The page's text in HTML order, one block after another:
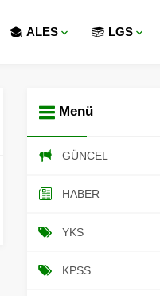
ALES LGS
Menü
GÜNCEL
HABER
YKS
KPSS